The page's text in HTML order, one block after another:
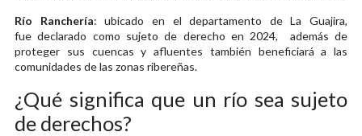
Río Ranchería: ubicado en el departamento de La Guajira,
fue declarado como sujeto de derecho en 2024, además de
proteger sus cuencas y afluentes también beneficiará a las
comunidades de las zonas ribereñas.
¿Qué significa que un río sea sujeto
de derechos?